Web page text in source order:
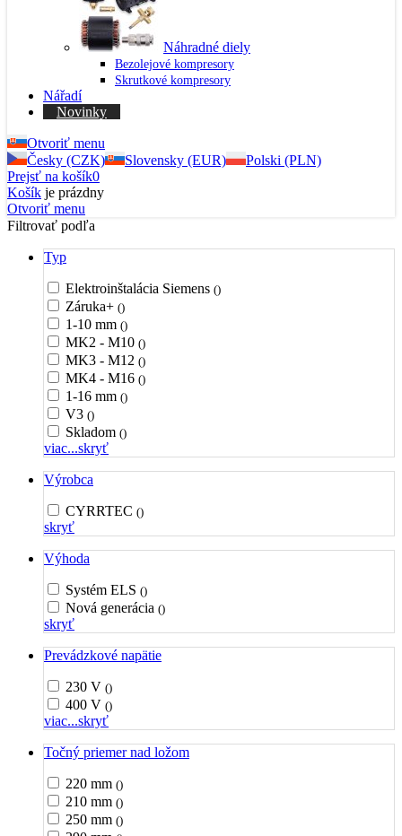
Náhradné diely
Bezolejové kompresory
Skrutkové kompresory
Nářadí
Novinky
Otvoriť menu
Česky (CZK)
Slovensky (EUR)
Polski (PLN)
Prejsť na košík0
Košík je prázdny
Otvoriť menu
Filtrovať podľa
Typ
Elektroinštalácia Siemens ()
Záruka+ ()
1-10 mm ()
MK2 - M10 ()
MK3 - M12 ()
MK4 - M16 ()
1-16 mm ()
V3 ()
Skladom ()
viac...skryť
Výrobca
CYRRTEC ()
skryť
Výhoda
Systém ELS ()
Nová generácia ()
skryť
Prevádzkové napätie
230 V ()
400 V ()
viac...skryť
Točný priemer nad ložom
220 mm ()
210 mm ()
250 mm ()